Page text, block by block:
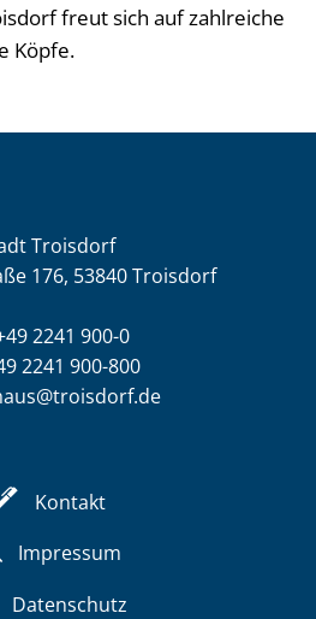
freut sich auf zahlreiche
Köpfe.
Troisdorf
176, 53840 Troisdorf
2241 900-0
2241 900-800
Kontakt
Impressum
Datenschutz